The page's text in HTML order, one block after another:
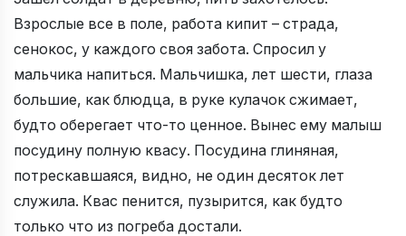
Взрослые все в поле, работа кипит – страда,
сенокос, у каждого своя забота. Спросил у
мальчика напиться. Мальчишка, лет шести, глаза
большие, как блюдца, в руке кулачок сжимает,
будто оберегает что-то ценное. Вынес ему малыш
посудину полную квасу. Посудина глиняная,
потрескавшаяся, видно, не один десяток лет
служила. Квас пенится, пузырится, как будто
только что из погреба достали.